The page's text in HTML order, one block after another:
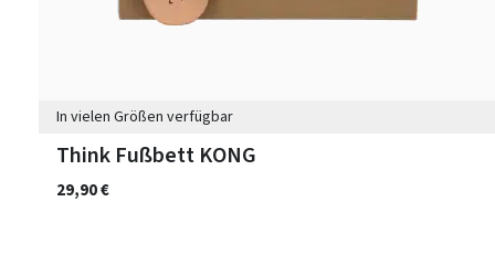
In vielen Größen verfügbar
Think Fußbett KONG
29,90 €